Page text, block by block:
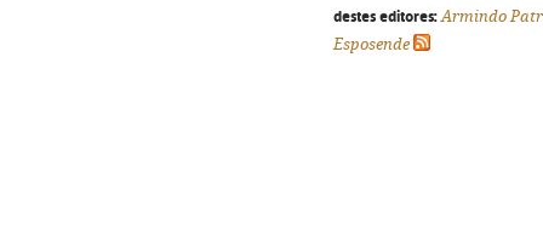
destes editores: Armindo
Esposende